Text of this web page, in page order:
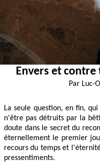
Envers et
Par Luc-
La seule question, en fin,
n'être pas détruits par la
doute dans le secret du
éternellement le premier
recours du temps et
pressentiments.